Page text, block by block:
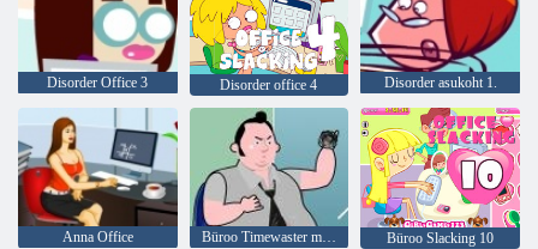
Disorder Office 3 Disorder office 4 Disorder asukoht 1.
Anna Office Büroo Timewaster meister Büroo Slacking 10